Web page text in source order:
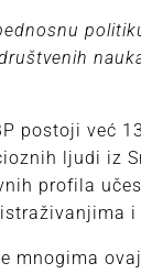
postoji već
ljudi iz
profila
mnogima